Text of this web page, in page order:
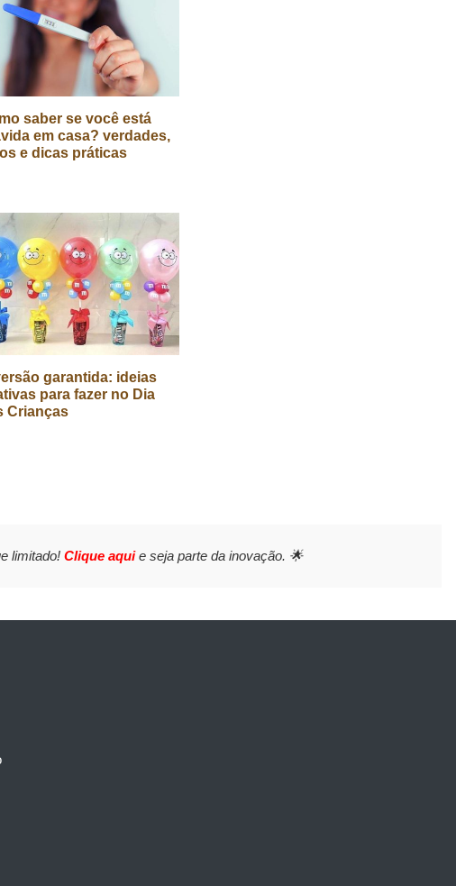
saber se você está
em casa? verdades,
e dicas práticas
garantida: ideias
para fazer no Dia
Crianças
limitado! Clique aquie seja parte da inovação. 🌟